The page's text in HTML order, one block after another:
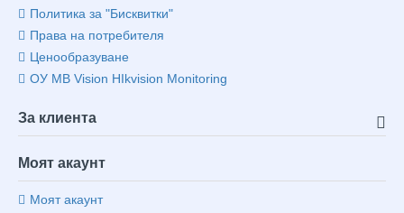
Политика за "Бисквитки"
Права на потребителя
Ценообразуване
ОУ MB Vision HIkvision Monitoring
За клиента
Моят акаунт
Моят акаунт